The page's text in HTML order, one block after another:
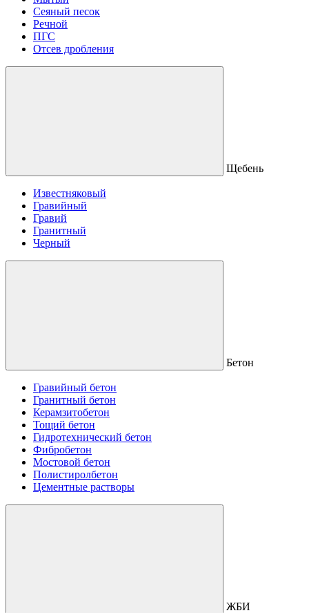
Сеяный песок
Речной
ПГС
Отсев дробления
Щебень
Известняковый
Гравийный
Гравий
Гранитный
Черный
Бетон
Гравийный бетон
Гранитный бетон
Керамзитобетон
Тощий бетон
Гидротехнический бетон
Фибробетон
Мостовой бетон
Полистиролбетон
Цементные растворы
ЖБИ